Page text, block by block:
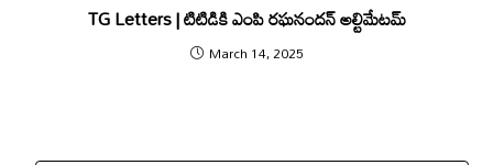
TG Letters | టిటిడికి ఎంపి ర‌ఘ‌నంద‌న్ అల్టిమేట‌మ్
March 14, 2025